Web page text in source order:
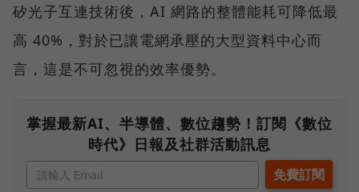
矽光子互連技術後，AI 網路的整體能耗可降低最
高 40%，對於已讓電網承壓的大型資料中心而
言，這是不可忽視的效率優勢。
掌握最新AI、半導體、數位趨勢！訂閱《數位
時代》日報及社群活動訊息